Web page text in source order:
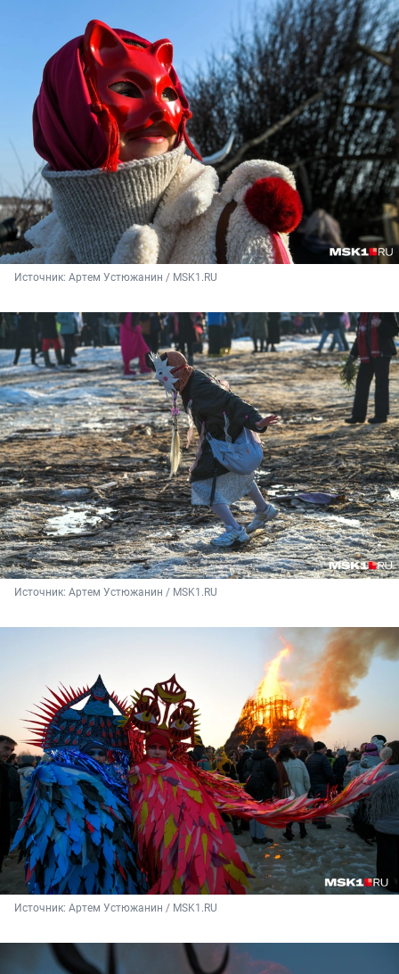
Источник: Артем Устюжанин / MSK1.RU
Источник: Артем Устюжанин / MSK1.RU
Источник: Артем Устюжанин / MSK1.RU